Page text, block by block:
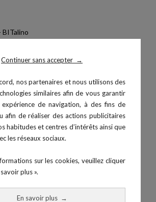
Continuer sans accepter →
nos partenaires et nous utilisons des
similaires afin de vous garantir
expérience de navigation, à des fins de
afin de réaliser des actions publicitaires
habitudes et centres d’intérêts ainsi que
les réseaux sociaux.
sur les cookies, veuillez cliquer
plus ».
En savoir plus →
BITalino
ceux de la même